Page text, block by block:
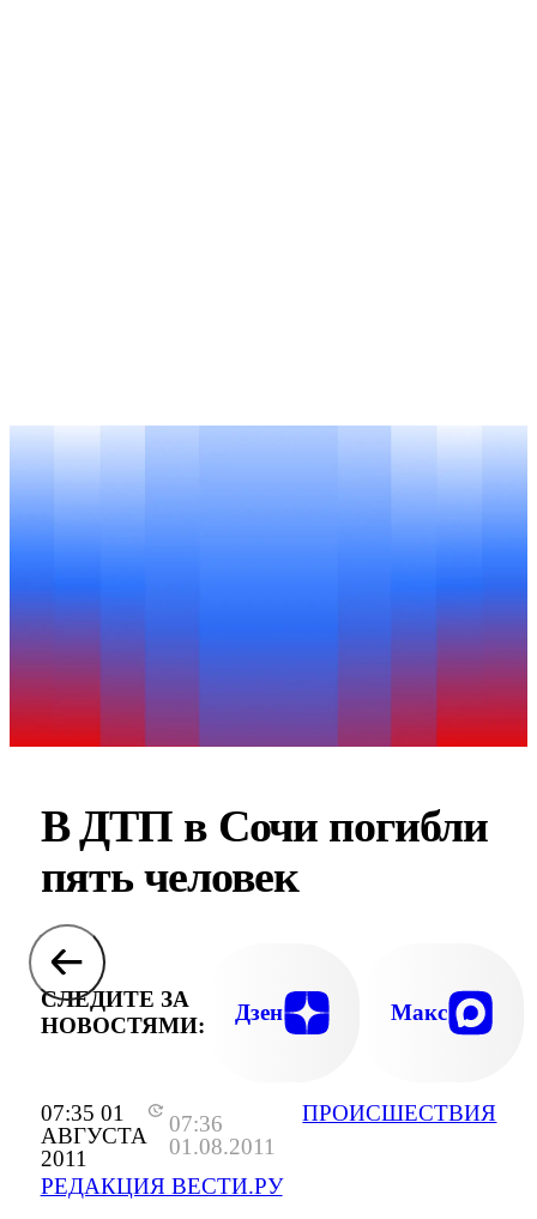
07:35 01
АВГУСТА
2011
07:36
01.08.2011
РЕДАКЦИЯ ВЕСТИ.РУ
ПРОИСШЕСТВИЯ
В ДТП в Сочи погибли
пять человек
СЛЕДИТЕ ЗА
НОВОСТЯМИ:
Дзен Макс